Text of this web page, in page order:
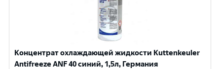
Концентрат охлаждающей жидкости Kuttenkeuler
Antifreeze ANF 40 синий, 1,5л, Германия